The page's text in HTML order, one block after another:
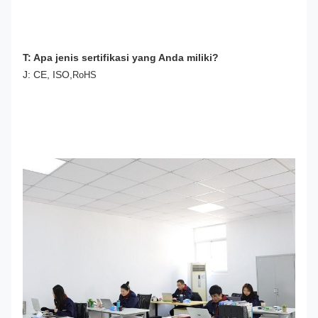
T: Apa jenis sertifikasi yang Anda miliki?
J: CE, ISO, RoHS